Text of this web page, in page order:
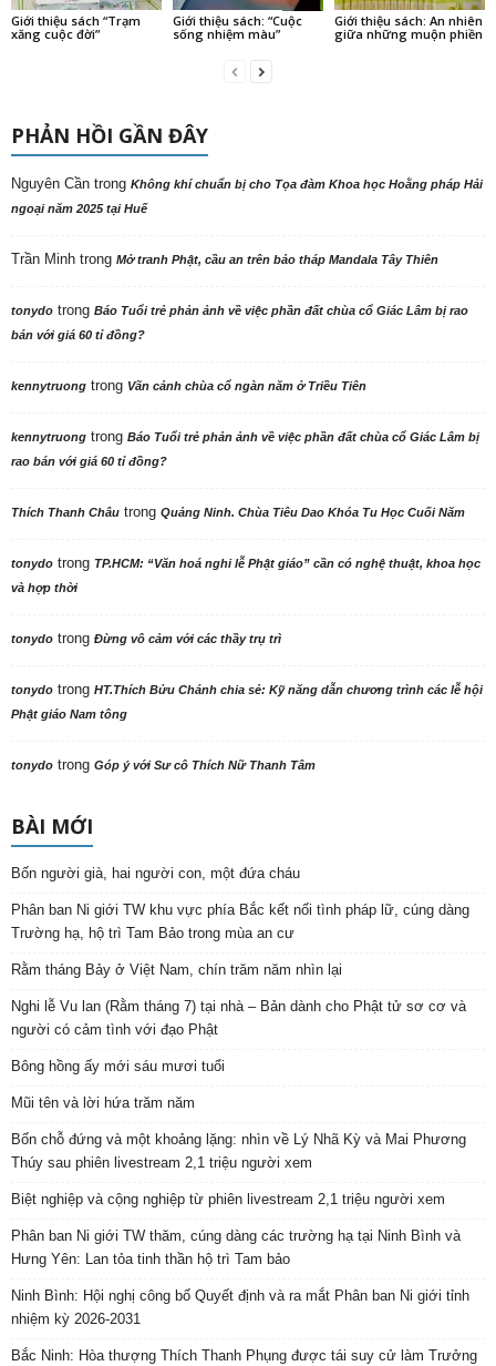
Giới thiệu sách “Trạm
xăng cuộc đời”
Giới thiệu sách: “Cuộc
sống nhiệm màu”
Giới thiệu sách: An nhiên
giữa những muộn phiền
PHẢN HỒI GẦN ĐÂY
Nguyên Cần trong Không khí chuẩn bị cho Tọa đàm Khoa học Hoằng pháp Hải
ngoại năm 2025 tại Huế
Trần Minh trong Mở tranh Phật, cầu an trên bảo tháp Mandala Tây Thiên
tonydo trong Báo Tuổi trẻ phản ảnh về việc phần đất chùa cổ Giác Lâm bị rao
bán với giá 60 tỉ đồng?
kennytruong trong Vãn cảnh chùa cổ ngàn năm ở Triều Tiên
kennytruong trong Báo Tuổi trẻ phản ảnh về việc phần đất chùa cổ Giác Lâm bị
rao bán với giá 60 tỉ đồng?
Thích Thanh Châu trong Quảng Ninh. Chùa Tiêu Dao Khóa Tu Học Cuối Năm
tonydo trong TP.HCM: “Văn hoá nghi lễ Phật giáo” cần có nghệ thuật, khoa học
và hợp thời
tonydo trong Đừng vô cảm với các thầy trụ trì
tonydo trong HT.Thích Bửu Chánh chia sẻ: Kỹ năng dẫn chương trình các lễ hội
Phật giáo Nam tông
tonydo trong Góp ý với Sư cô Thích Nữ Thanh Tâm
BÀI MỚI
Bốn người già, hai người con, một đứa cháu
Phân ban Ni giới TW khu vực phía Bắc kết nối tình pháp lữ, cúng dàng
Trường hạ, hộ trì Tam Bảo trong mùa an cư
Rằm tháng Bảy ở Việt Nam, chín trăm năm nhìn lại
Nghi lễ Vu lan (Rằm tháng 7) tại nhà – Bản dành cho Phật tử sơ cơ và
người có cảm tình với đạo Phật
Bông hồng ấy mới sáu mươi tuổi
Mũi tên và lời hứa trăm năm
Bốn chỗ đứng và một khoảng lặng: nhìn về Lý Nhã Kỳ và Mai Phương
Thúy sau phiên livestream 2,1 triệu người xem
Biệt nghiệp và cộng nghiệp từ phiên livestream 2,1 triệu người xem
Phân ban Ni giới TW thăm, cúng dàng các trường hạ tại Ninh Bình và
Hưng Yên: Lan tỏa tinh thần hộ trì Tam bảo
Ninh Bình: Hội nghị công bố Quyết định và ra mắt Phân ban Ni giới tỉnh
nhiệm kỳ 2026-2031
Bắc Ninh: Hòa thượng Thích Thanh Phụng được tái suy cử làm Trưởng